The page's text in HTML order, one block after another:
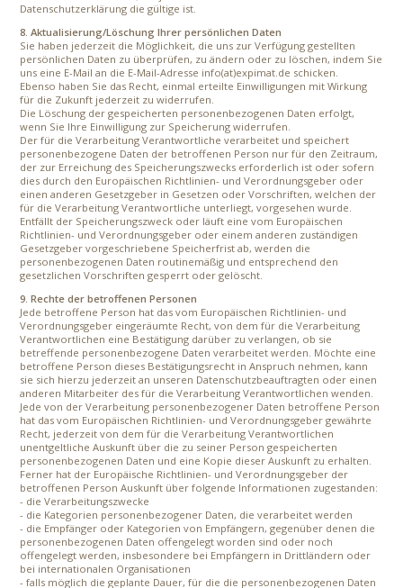
Datenschutzerklärung die gültige ist.
8. Aktualisierung/Löschung Ihrer persönlichen Daten
Sie haben jederzeit die Möglichkeit, die uns zur Verfügung gestellten
persönlichen Daten zu überprüfen, zu ändern oder zu löschen, indem Sie
uns eine E-Mail an die E-Mail-Adresse info(at)expimat.de schicken.
Ebenso haben Sie das Recht, einmal erteilte Einwilligungen mit Wirkung
für die Zukunft jederzeit zu widerrufen.
Die Löschung der gespeicherten personenbezogenen Daten erfolgt,
wenn Sie Ihre Einwilligung zur Speicherung widerrufen.
Der für die Verarbeitung Verantwortliche verarbeitet und speichert
personenbezogene Daten der betroffenen Person nur für den Zeitraum,
der zur Erreichung des Speicherungszwecks erforderlich ist oder sofern
dies durch den Europäischen Richtlinien- und Verordnungsgeber oder
einen anderen Gesetzgeber in Gesetzen oder Vorschriften, welchen der
für die Verarbeitung Verantwortliche unterliegt, vorgesehen wurde.
Entfällt der Speicherungszweck oder läuft eine vom Europäischen
Richtlinien- und Verordnungsgeber oder einem anderen zuständigen
Gesetzgeber vorgeschriebene Speicherfrist ab, werden die
personenbezogenen Daten routinemäßig und entsprechend den
gesetzlichen Vorschriften gesperrt oder gelöscht.
9. Rechte der betroffenen Personen
Jede betroffene Person hat das vom Europäischen Richtlinien- und
Verordnungsgeber eingeräumte Recht, von dem für die Verarbeitung
Verantwortlichen eine Bestätigung darüber zu verlangen, ob sie
betreffende personenbezogene Daten verarbeitet werden. Möchte eine
betroffene Person dieses Bestätigungsrecht in Anspruch nehmen, kann
sie sich hierzu jederzeit an unseren Datenschutzbeauftragten oder einen
anderen Mitarbeiter des für die Verarbeitung Verantwortlichen wenden.
Jede von der Verarbeitung personenbezogener Daten betroffene Person
hat das vom Europäischen Richtlinien- und Verordnungsgeber gewährte
Recht, jederzeit von dem für die Verarbeitung Verantwortlichen
unentgeltliche Auskunft über die zu seiner Person gespeicherten
personenbezogenen Daten und eine Kopie dieser Auskunft zu erhalten.
Ferner hat der Europäische Richtlinien- und Verordnungsgeber der
betroffenen Person Auskunft über folgende Informationen zugestanden:
- die Verarbeitungszwecke
- die Kategorien personenbezogener Daten, die verarbeitet werden
- die Empfänger oder Kategorien von Empfängern, gegenüber denen die
personenbezogenen Daten offengelegt worden sind oder noch
offengelegt werden, insbesondere bei Empfängern in Drittländern oder
bei internationalen Organisationen
- falls möglich die geplante Dauer, für die die personenbezogenen Daten